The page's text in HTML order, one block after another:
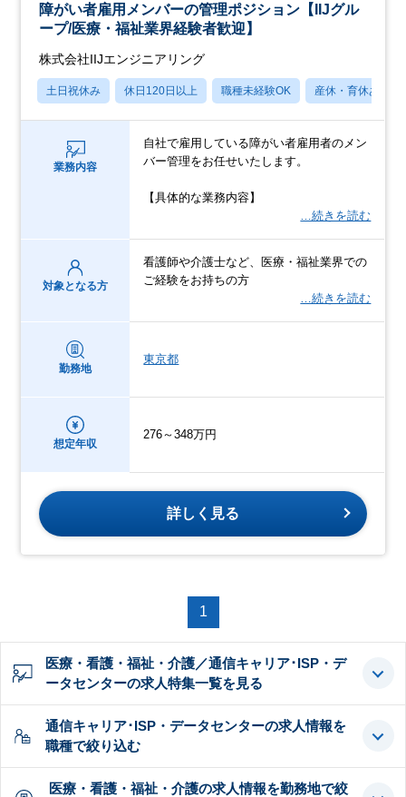
障がい者雇用メンバーの管理ポジション【IIJグル
ープ/医療・福祉業界経験者歓迎】
株式会社IIJエンジニアリング
土日祝休み 休日120日以上 職種未経験OK 産休・育休あり
業務内容
自社で雇用している障がい者雇用者のメン
バー管理をお任せいたします。
【具体的な業務内容】
…続きを読む
対象となる方
看護師や介護士など、医療・福祉業界での
ご経験をお持ちの方
…続きを読む
勤務地
東京都
想定年収
276～348万円
詳しく見る
1
医療・看護・福祉・介護／通信キャリア･ISP・デ
ータセンターの求人特集一覧を見る
通信キャリア･ISP・データセンターの求人情報を
職種で絞り込む
医療・看護・福祉・介護の求人情報を勤務地で絞